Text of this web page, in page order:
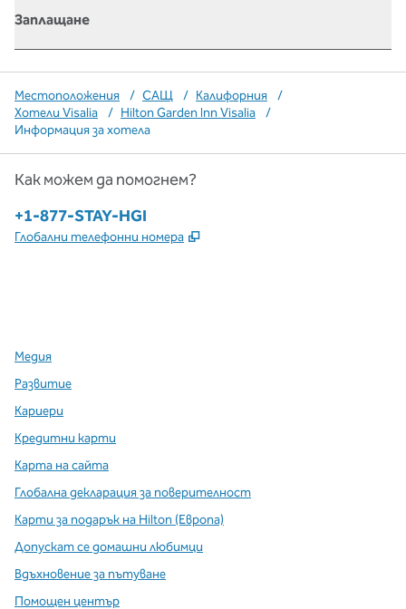
Заплащане
Местоположения / САЩ / Калифорния
/
Хотели Visalia
/ Hilton Garden Inn Visalia
/
Информация за хотела
Как можем да помогнем?
Телефон:
+1-877-STAY-HGI
Глобални телефонни номера ,
Медия
Развитие
Кариери
Кредитни карти
Карта на сайта
Глобална декларация за поверителност
Карти за подарък на Hilton (Европа)
Допускат се домашни любимци
Вдъхновение за пътуване
Помощен център